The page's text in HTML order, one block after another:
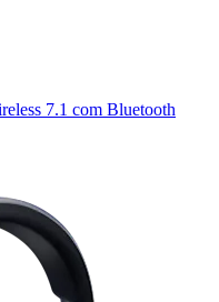
7.1 com Bluetooth